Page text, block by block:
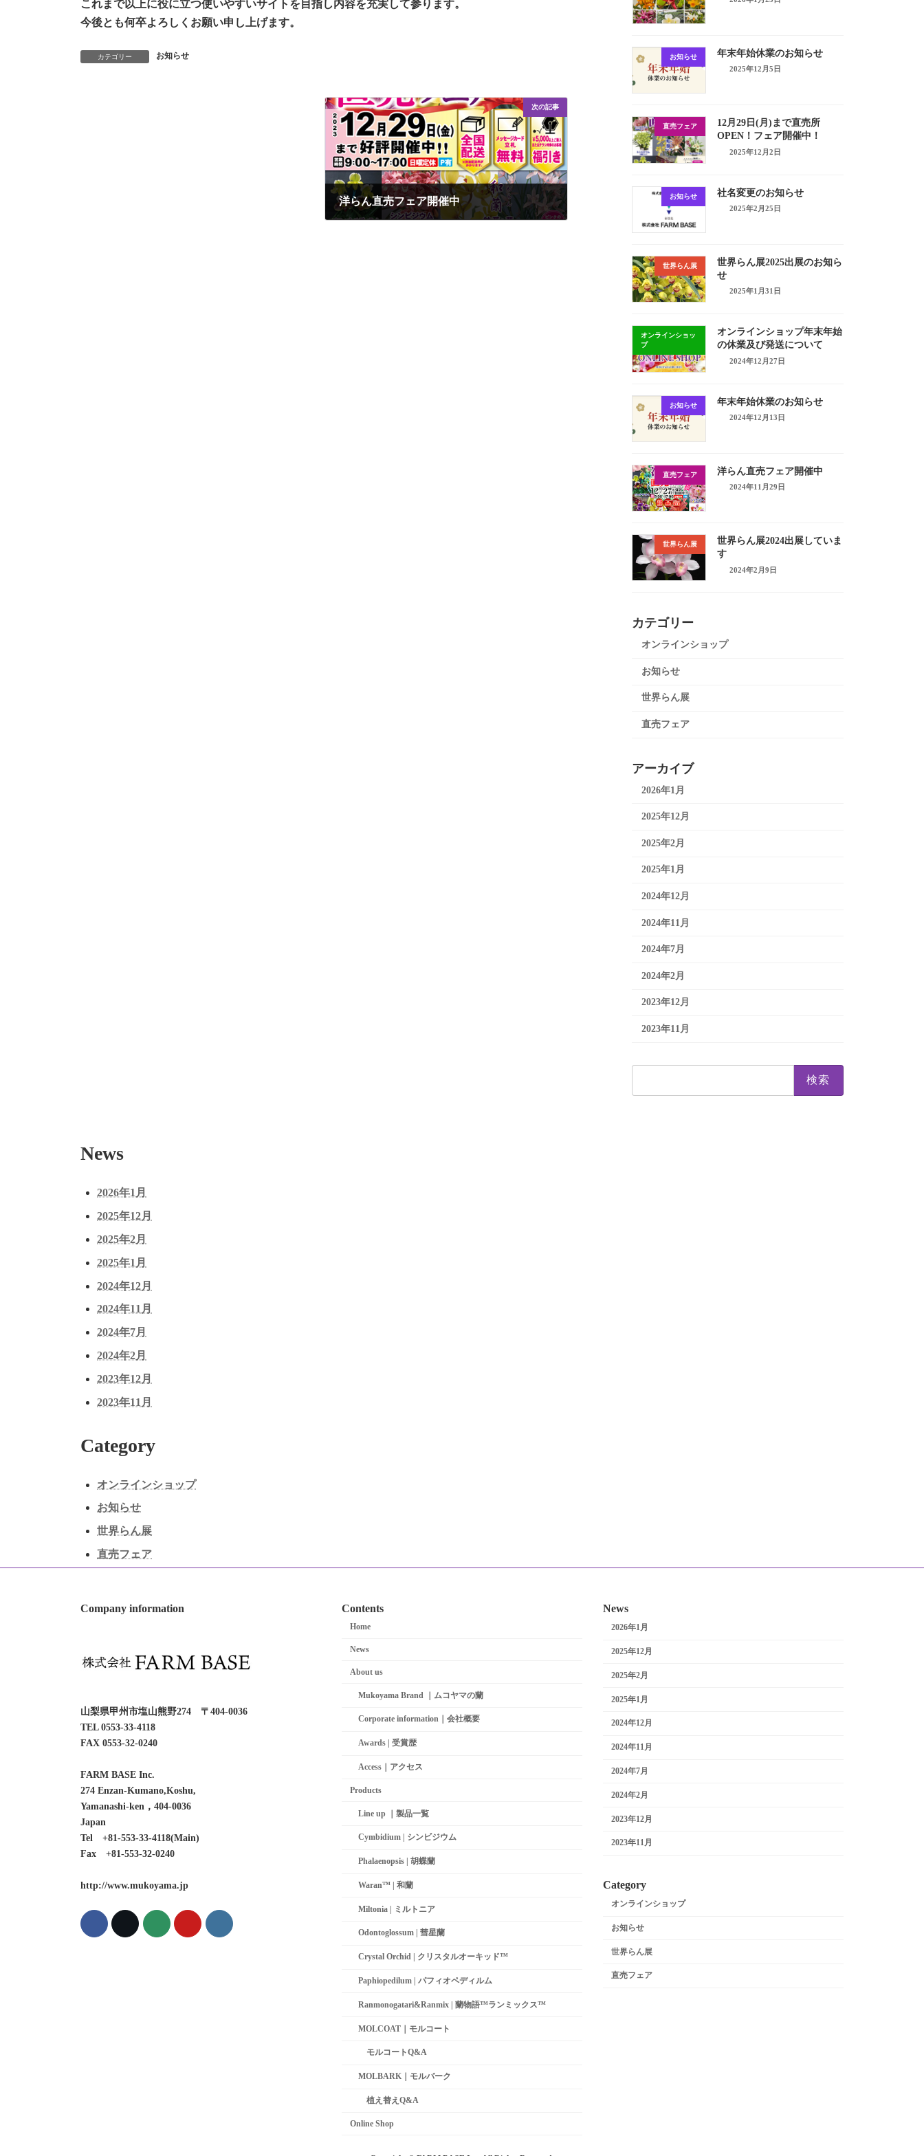
これまで以上に役に立つ使いやすいサイトを目指し内容を充実して参ります。
今後とも何卒よろしくお願い申し上げます。
カテゴリー お知らせ
次の記事
洋らん直売フェア開催中
お知らせ 年末年始休業のお知らせ
2025年12月5日
直売フェア
12月29日(月)まで直売所
OPEN！フェア開催中！
2025年12月2日
お知らせ 社名変更のお知らせ
2025年2月25日
世界らん展
世界らん展2025出展のお知ら
せ
2025年1月31日
オンラインショッ
プ
オンラインショップ年末年始
の休業及び発送について
2024年12月27日
お知らせ 年末年始休業のお知らせ
2024年12月13日
直売フェア 洋らん直売フェア開催中
2024年11月29日
世界らん展
世界らん展2024出展していま
す
2024年2月9日
カテゴリー
オンラインショップ
お知らせ
世界らん展
直売フェア
アーカイブ
2026年1月
2025年12月
2025年2月
2025年1月
2024年12月
2024年11月
2024年7月
2024年2月
2023年12月
2023年11月
News
2026年1月
2025年12月
2025年2月
2025年1月
2024年12月
2024年11月
2024年7月
2024年2月
2023年12月
2023年11月
Category
オンラインショップ
お知らせ
世界らん展
直売フェア
Company information
山梨県甲州市塩山熊野274 〒404-0036
TEL 0553-33-4118
FAX 0553-32-0240
FARM BASE Inc.
274 Enzan-Kumano,Koshu,
Yamanashi-ken，404-0036
Japan
Tel +81-553-33-4118(Main)
Fax +81-553-32-0240
http://www.mukoyama.jp
Contents
Home
News
About us
Mukoyama Brand ｜ムコヤマの蘭
Corporate information｜会社概要
Awards | 受賞歴
Access｜アクセス
Products
Line up ｜製品一覧
Cymbidium | シンビジウム
Phalaenopsis | 胡蝶蘭
Waran™ | 和蘭
Miltonia | ミルトニア
Odontoglossum | 彗星蘭­
Crystal Orchid | クリスタルオーキッド™
Paphiopedilum | パフィオペディルム
Ranmonogatari&Ranmix | 蘭物語™ランミックス™
MOLCOAT｜モルコート
モルコートQ&A
MOLBARK｜モルバーク
植え替えQ&A
Online Shop
News
2026年1月
2025年12月
2025年2月
2025年1月
2024年12月
2024年11月
2024年7月
2024年2月
2023年12月
2023年11月
Category
オンラインショップ
お知らせ
世界らん展
直売フェア